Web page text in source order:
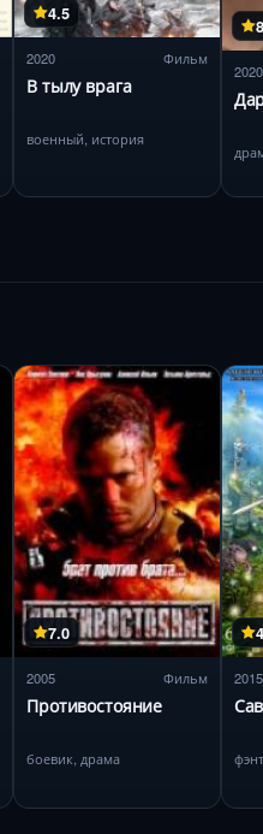
4.5
2020 Фильм
В тылу врага
военный, история
2020
7.0
2005 Фильм
Противостояние
боевик, драма
2015